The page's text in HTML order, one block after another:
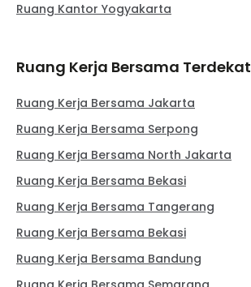
Ruang Kantor Yogyakarta
Ruang Kerja Bersama Terdekat
Ruang Kerja Bersama Jakarta
Ruang Kerja Bersama Serpong
Ruang Kerja Bersama North Jakarta
Ruang Kerja Bersama Bekasi
Ruang Kerja Bersama Tangerang
Ruang Kerja Bersama Bekasi
Ruang Kerja Bersama Bandung